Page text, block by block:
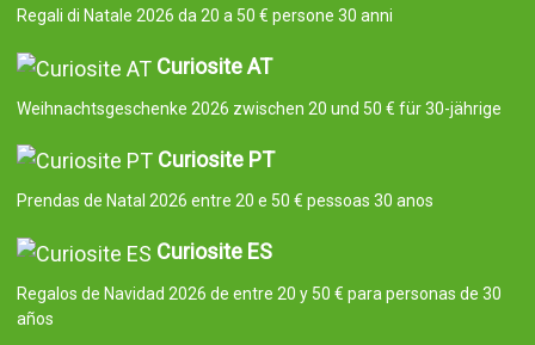
Regali di Natale 2026 da 20 a 50 € persone 30 anni
Curiosite AT
Weihnachtsgeschenke 2026 zwischen 20 und 50 € für 30-jährige
Curiosite PT
Prendas de Natal 2026 entre 20 e 50 € pessoas 30 anos
Curiosite ES
Regalos de Navidad 2026 de entre 20 y 50 € para personas de 30
años